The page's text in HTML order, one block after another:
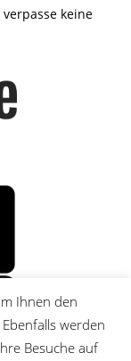
verpasse keine
Ihnen den
werden
Besuche auf